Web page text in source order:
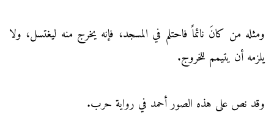
ومثله من كانَ نائماً فاحتلم في المسجد، فإنه يخرج منه ليغتسل، ولا
يلزمه أن يتيمم للخروج.
وقد نص على هذه الصور أحمد في رواية حرب.